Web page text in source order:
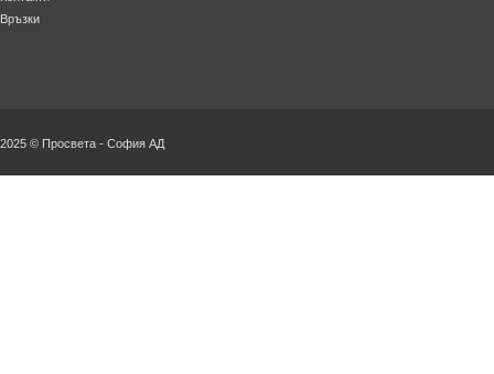
Връзки
2025 © Просвета - София АД